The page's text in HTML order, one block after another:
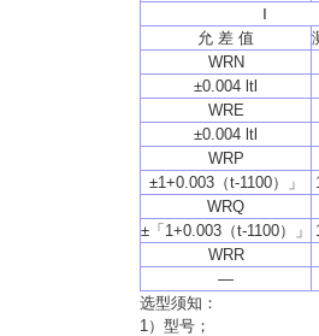
Ⅰ
允 差 值
WRN
±0.004 ltl
WRE
±0.004 ltl
WRP
±1+0.003（t-1100）」
WRQ
±「1+0.003（t-1100）」
WRR
—
选型须知：
1）型号；